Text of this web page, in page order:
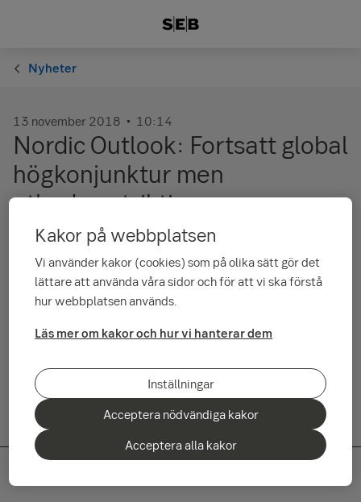
Nyheter
13 november 2018 10:14
Nordic Outlook: Fortsatt global
högkonjunktur men
utbudsrestriktioner ger
nedåtrisker
I den senaste upplagan av Nordic Outlook justerar SEB-
ekonomerna ned BNP-utsikterna något men spår att den
2020.
Kakor på webbplatsen
Vi använder kakor (cookies) som på olika sätt gör det
lättare att använda våra sidor och för att vi ska förstå
hur webbplatsen används.
Läs mer om kakor och hur vi hanterar dem
Inställningar
Acceptera nödvändiga kakor
Acceptera alla kakor